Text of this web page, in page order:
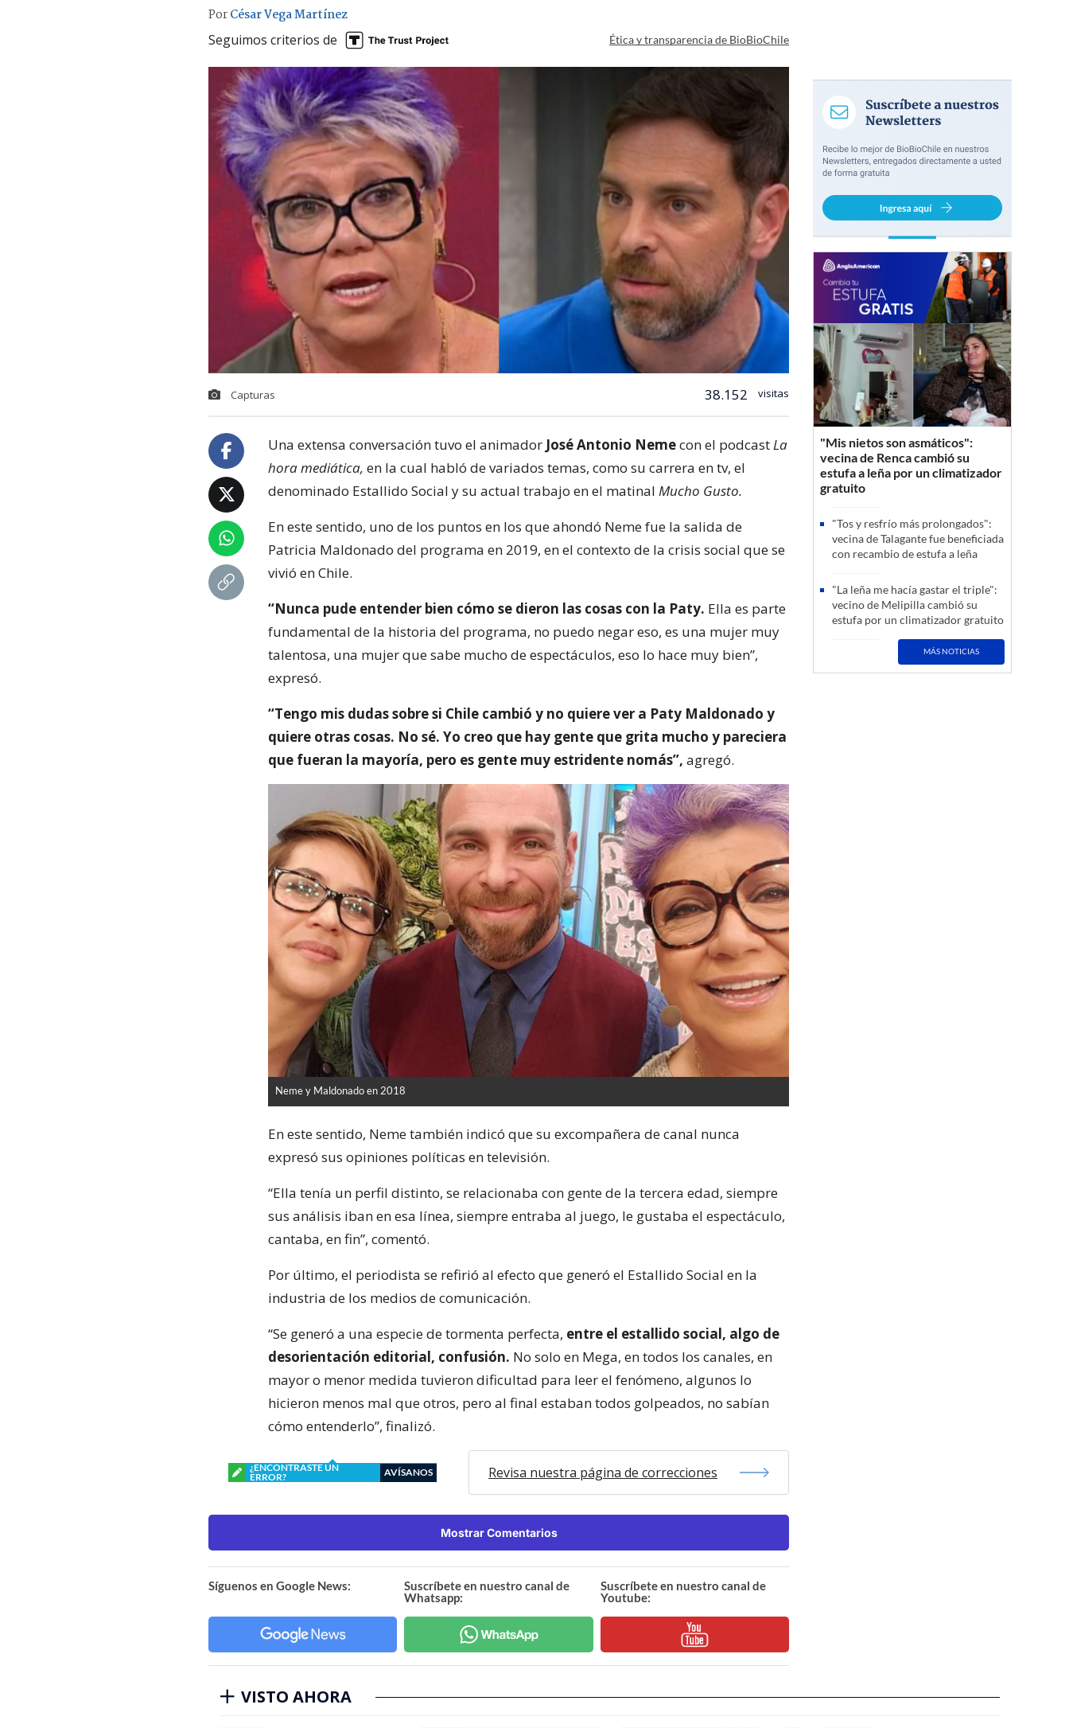
PorCésar Vega Martínez
Seguimos criterios de Ética y transparencia de BioBioChile
Capturas 38.152 visitas
Una extensa conversación tuvo el animador José Antonio Nemecon el podcast La
hora mediática, en la cual habló de variados temas, como su carrera en tv, el
denominado Estallido Social y su actual trabajo en el matinal Mucho Gusto.
En este sentido, uno de los puntos en los que ahondó Neme fue la salida de
Patricia Maldonado del programa en 2019, en el contexto de la crisis social que se
vivió en Chile.
“Nunca pude entender bien cómo se dieron las cosas con la Paty. Ella es parte
fundamental de la historia del programa, no puedo negar eso, es una mujer muy
talentosa, una mujer que sabe mucho de espectáculos, eso lo hace muy bien”,
expresó.
“Tengo mis dudas sobre si Chile cambió y no quiere ver a Paty Maldonado y
quiere otras cosas. No sé. Yo creo que hay gente que grita mucho y pareciera
que fueran la mayoría, pero es gente muy estridente nomás”, agregó.
Neme y Maldonado en 2018
En este sentido, Neme también indicó que su excompañera de canal nunca
expresó sus opiniones políticas en televisión.
“Ella tenía un perfil distinto, se relacionaba con gente de la tercera edad, siempre
sus análisis iban en esa línea, siempre entraba al juego, le gustaba el espectáculo,
cantaba, en fin”, comentó.
Por último, el periodista se refirió al efecto que generó el Estallido Social en la
industria de los medios de comunicación.
“Se generó a una especie de tormenta perfecta, entre el estallido social, algo de
desorientación editorial, confusión. No solo en Mega, en todos los canales, en
mayor o menor medida tuvieron dificultad para leer el fenómeno, algunos lo
hicieron menos mal que otros, pero al final estaban todos golpeados, no sabían
cómo entenderlo”, finalizó.
¿ENCONTRASTE UN
ERROR?
AVÍSANOS Revisa nuestra página de correcciones
Mostrar Comentarios
Síguenos en Google News:
Suscríbete en nuestro canal de
Whatsapp:
Suscríbete en nuestro canal de
Youtube:
"Mis nietos son asmáticos":
vecina de Renca cambió su
estufa a leña por un climatizador
gratuito
"Tos y resfrío más prolongados":
vecina de Talagante fue beneficiada
con recambio de estufa a leña
"La leña me hacía gastar el triple":
vecino de Melipilla cambió su
estufa por un climatizador gratuito
MÁS NOTICIAS
VISTO AHORA